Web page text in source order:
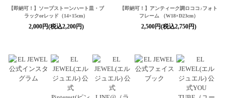
【即納可！】ソープストーンハート皿・ブ
ラックorレッド（14×15cm）
2,000円(税込2,200円)
【即納可！】アンティーク調ロココ♪フォト
フレーム （W18×D23cm）
2,500円(税込2,750円)